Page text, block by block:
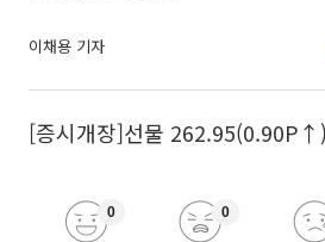
이채용 기자
[증시개장]선물 262.95(0.90P↑)
0 0